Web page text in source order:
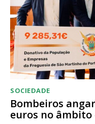
SOCIEDADE
Bombeiros
euros no